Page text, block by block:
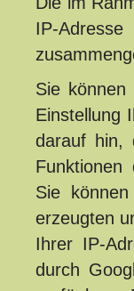
IP-
Sie können
Einstellung
darauf hin,
Funktionen
Sie
erzeugten
Ihrer IP-
durch